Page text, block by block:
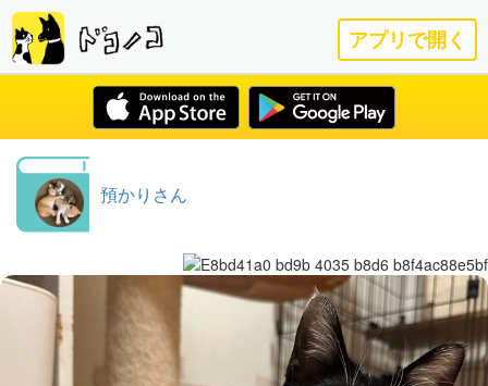
アプリで開く
預かりさん